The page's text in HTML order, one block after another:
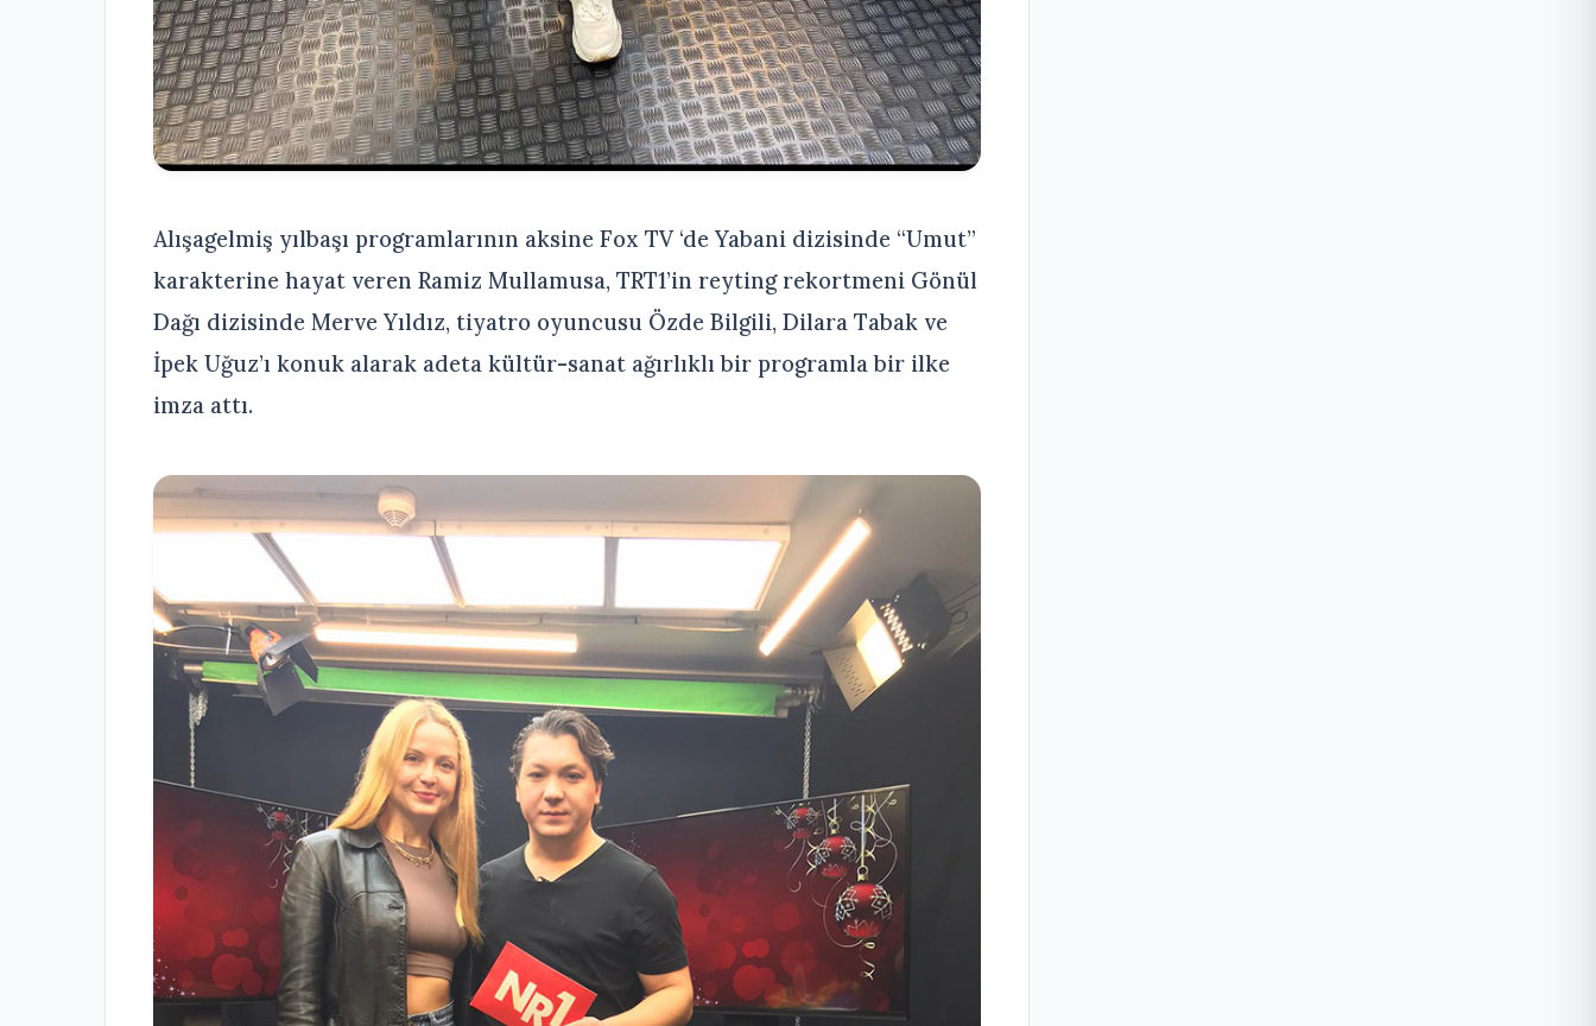
Alışagelmiş yılbaşı programlarının aksine Fox TV ‘de Yabani dizisinde “Umut”
karakterine hayat veren Ramiz Mullamusa, TRT1’in reyting rekortmeni Gönül
Dağı dizisinde Merve Yıldız, tiyatro oyuncusu Özde Bilgili, Dilara Tabak ve
İpek Uğuz’ı konuk alarak adeta kültür-sanat ağırlıklı bir programla bir ilke
imza attı.